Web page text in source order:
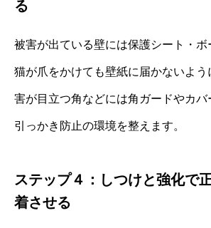
る
被害が出ている壁には保護シート・ボ
猫が爪をかけても壁紙に届かないよう
害が目立つ角などには角ガードやカバ
引っかき防止の環境を整えます。
ステップ４：しつけと強化で
着させる